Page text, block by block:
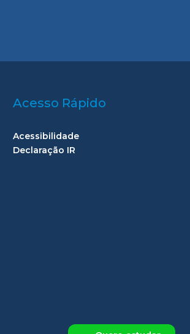
Acesso Rápido
Acessibilidade
Declaração IR